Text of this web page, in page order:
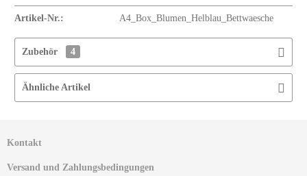
Artikel-Nr.: A4_Box_Blumen_Helblau_Bettwaesche
Zubehör 4
Ähnliche Artikel
Kontakt
Versand und Zahlungsbedingungen